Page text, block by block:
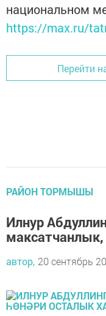
национальном
https://max.ru/
Перейти
РАЙОН ТОРМЫШЫ
Илнур
максатчанлык,
автор, 20 сентябрь